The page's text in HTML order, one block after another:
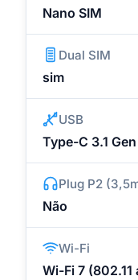
Nano SIM
Dual SIM
sim
USB
Type-C 3.1 Gen
Plug P2
Não
Wi-Fi
Wi-Fi 7